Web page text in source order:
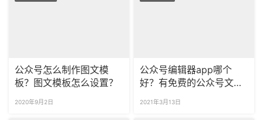
公众号怎么制作图文模
板？图文模板怎么设置？
2020年9月2日
公众号编辑器app哪个
好？有免费的公众号文章
2021年3月13日